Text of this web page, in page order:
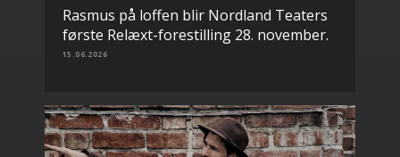
Rasmus på loffen blir Nordland Teaters
første Relæxt-forestilling 28. november.
15.06.2026